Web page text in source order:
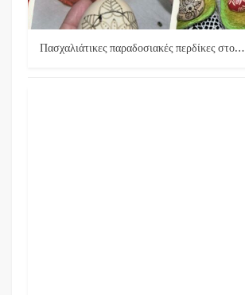
Πασχαλιάτικες παραδοσιακές περδίκες στο…